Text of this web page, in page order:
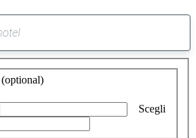
suggerimento
trovato
(optional)
Scegli